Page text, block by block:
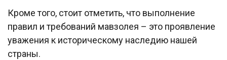
Кроме того, стоит отметить, что выполнение
правил и требований мавзолея – это проявление
уважения к историческому наследию нашей
страны.